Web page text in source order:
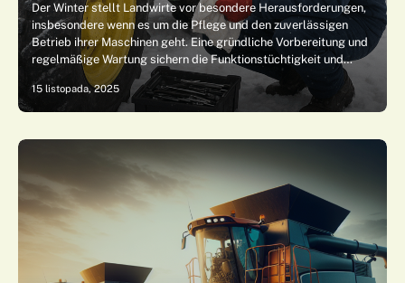
Der Winter stellt Landwirte vor besondere Herausforderungen,
insbesondere wenn es um die Pflege und den zuverlässigen
Betrieb ihrer Maschinen geht. Eine gründliche Vorbereitung und
regelmäßige Wartung sichern die Funktionstüchtigkeit und…
15 listopada, 2025